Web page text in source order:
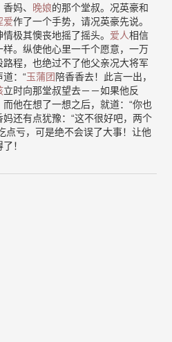
妈、 晚娘的那个堂叔。况英豪和
爱作了一个手势，请况英豪先说。
极其懊丧地摇了摇头。 爱人相信
样。纵使他心里一千个愿意，一万
程，也绝过不了他父亲况大将军
：“玉蒲团 陪香香去！此言一出，
立时向那堂叔望去－－如果他反
他在想了一想之后，就道：“你也
还有点犹豫：“这不很好吧，两个
点亏，可是绝不会误了大事！让他
！